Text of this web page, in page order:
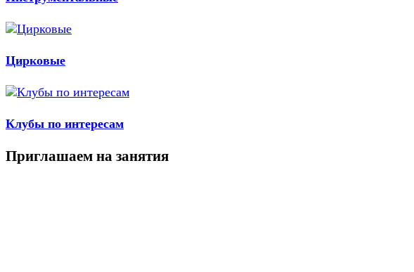
Цирковые
Клубы по интересам
Приглашаем на занятия